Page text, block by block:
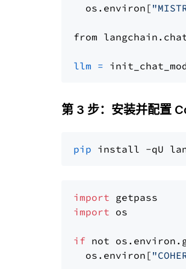
  os.environ[
from
llm =
第 3 步：安装并配置
pip
import
import os
if not
  os.environ[